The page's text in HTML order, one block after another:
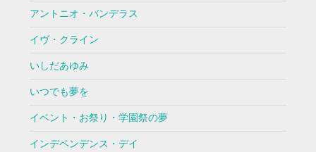
アントニオ・バンデラス
イヴ・クライン
いしだあゆみ
いつでも夢を
イベント・お祭り・学園祭の夢
インデペンデンス・デイ